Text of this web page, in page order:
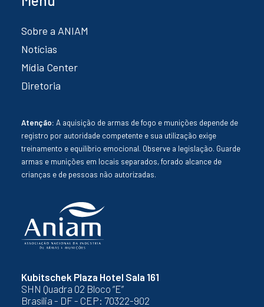
Kubitschek Plaza Hotel Sala 161
SHN Quadra 02 Bloco “E”
Brasília - DF - CEP: 70322-902
Sobre a ANIAM
Notícias
Mídia Center
Diretoria
Atenção: A aquisição de armas de fogo e munições depende de
registro por autoridade competente e sua utilização exige
treinamento e equilíbrio emocional. Observe a legislação. Guarde
armas e munições em locais separados, forado alcance de
crianças e de pessoas não autorizadas.